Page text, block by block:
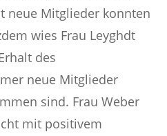
neue Mitglieder konnten
wies Frau Leyghdt
des
neue Mitglieder
sind. Frau Weber
mit positivem